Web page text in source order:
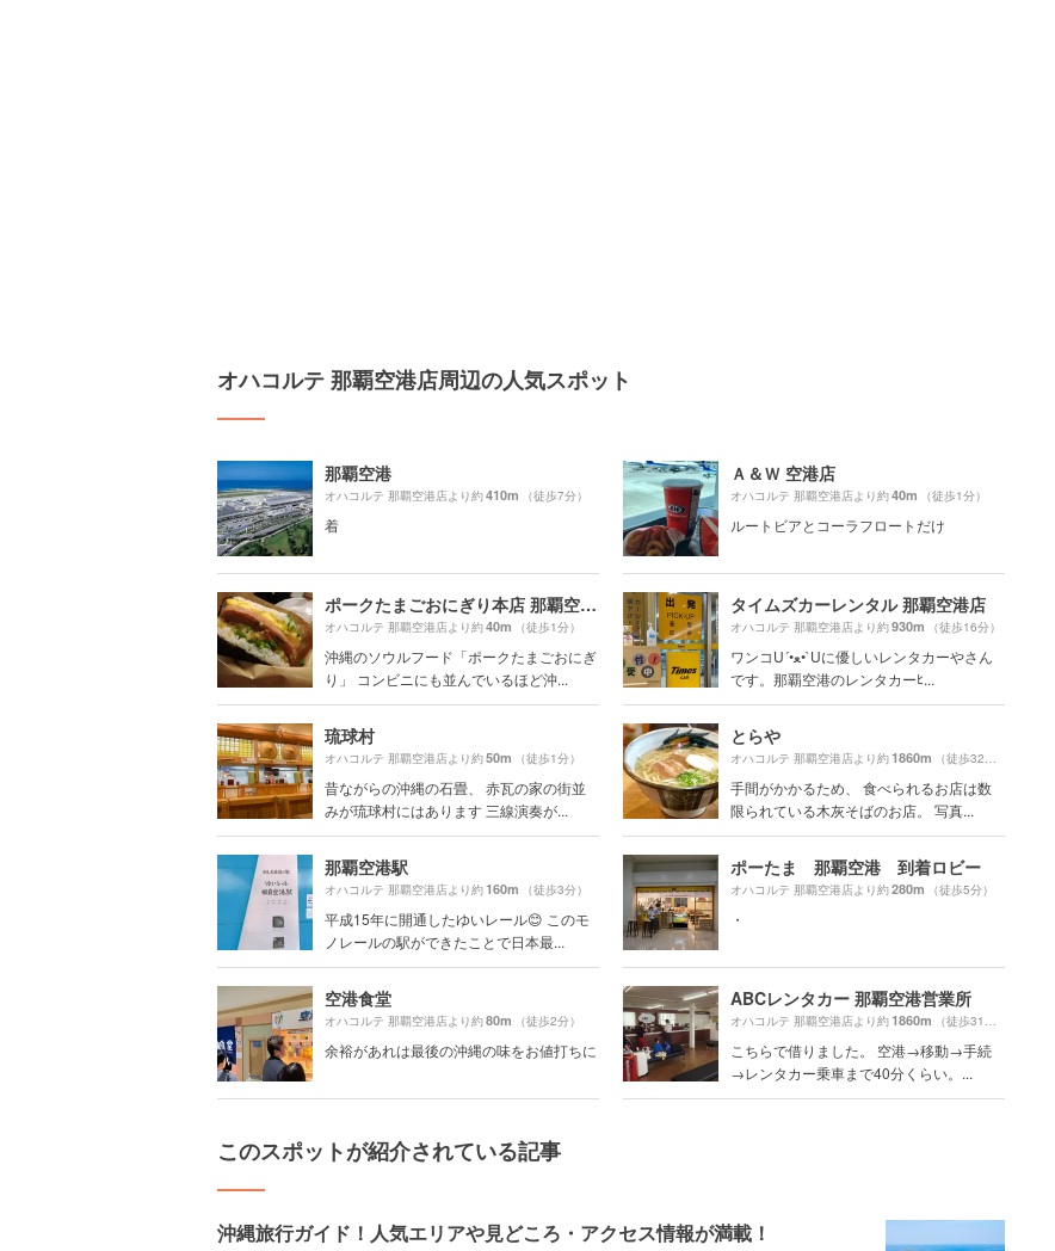
オハコルテ 那覇空港店周辺の人気スポット
那覇空港
オハコルテ 那覇空港店より約410m （徒歩7分）
着
Ａ＆Ｗ 空港店
オハコルテ 那覇空港店より約40m （徒歩1分）
ルートビアとコーラフロートだけ
ポークたまごおにぎり本店 那覇空港1F店
オハコルテ 那覇空港店より約40m （徒歩1分）
沖縄のソウルフード「ポークたまごおにぎ
り」 コンビニにも並んでいるほど沖...
タイムズカーレンタル 那覇空港店
オハコルテ 那覇空港店より約930m （徒歩16分）
ワンコU´•ﻌ•`Uに優しいレンタカーやさん
です。那覇空港のレンタカーﾋ...
琉球村
オハコルテ 那覇空港店より約50m （徒歩1分）
昔ながらの沖縄の石畳、 赤瓦の家の街並
みが琉球村にはあります 三線演奏が...
とらや
オハコルテ 那覇空港店より約1860m （徒歩32分）
手間がかかるため、 食べられるお店は数
限られている木灰そばのお店。 写真...
那覇空港駅
オハコルテ 那覇空港店より約160m （徒歩3分）
平成15年に開通したゆいレール😊 このモ
ノレールの駅ができたことで日本最...
ポーたま 那覇空港 到着ロビー
オハコルテ 那覇空港店より約280m （徒歩5分）
・
空港食堂
オハコルテ 那覇空港店より約80m （徒歩2分）
余裕があれは最後の沖縄の味をお値打ちに
ABCレンタカー 那覇空港営業所
オハコルテ 那覇空港店より約1860m （徒歩31分）
こちらで借りました。 空港→移動→手続
→レンタカー乗車まで40分くらい。...
このスポットが紹介されている記事
沖縄旅行ガイド！人気エリアや見どころ・アクセス情報が満載！